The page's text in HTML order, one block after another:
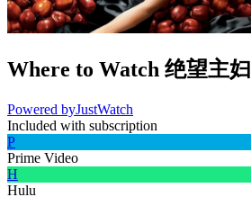
Where to Watch 绝望主妇
Powered byJustWatch
Included with subscription
P
Prime Video
H
Hulu